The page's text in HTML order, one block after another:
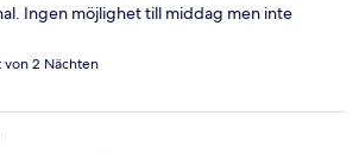
Ingen möjlighet till middag men inte
2 Nächten